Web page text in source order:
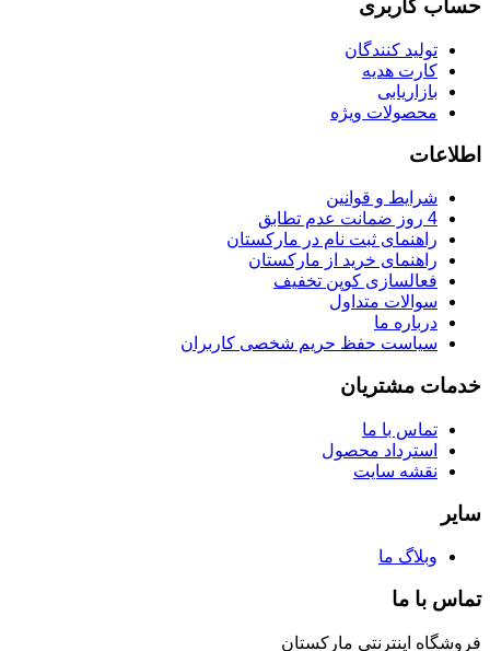
حساب کاربری
تولید کنندگان
کارت هدیه
بازاریابی
محصولات ویژه
اطلاعات
شرایط و قوانین
4 روز ضمانت عدم تطابق
راهنمای ثبت نام در مارکستان
راهنمای خرید از مارکستان
فعالسازی کوپن تخفیف
سوالات متداول
درباره ما
سیاست حفظ حریم شخصی کاربران
خدمات مشتریان
تماس با ما
استرداد محصول
نقشه سایت
سایر
وبلاگ ما
تماس با ما
فروشگاه اینترنتی مارکستان